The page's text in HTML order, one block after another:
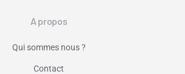
A propos
Qui sommes nous ?
Contact